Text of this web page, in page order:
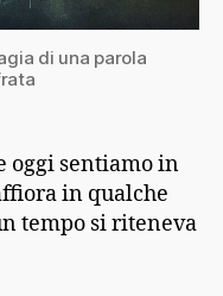
di una parola
oggi sentiamo in
in qualche
tempo si riteneva